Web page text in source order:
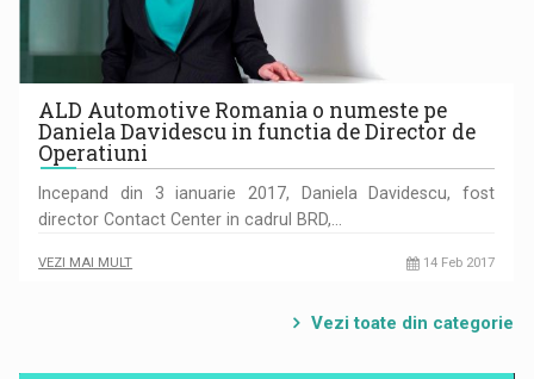
ALD Automotive Romania o numeste pe
Daniela Davidescu in functia de Director de
Operatiuni
Incepand din 3 ianuarie 2017, Daniela Davidescu, fost
director Contact Center in cadrul BRD,…
VEZI MAI MULT 14 Feb 2017
Vezi toate din categorie